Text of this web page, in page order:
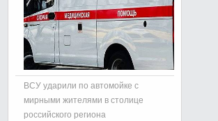
ВСУ ударили по автомойке с
мирными жителями в столице
российского региона